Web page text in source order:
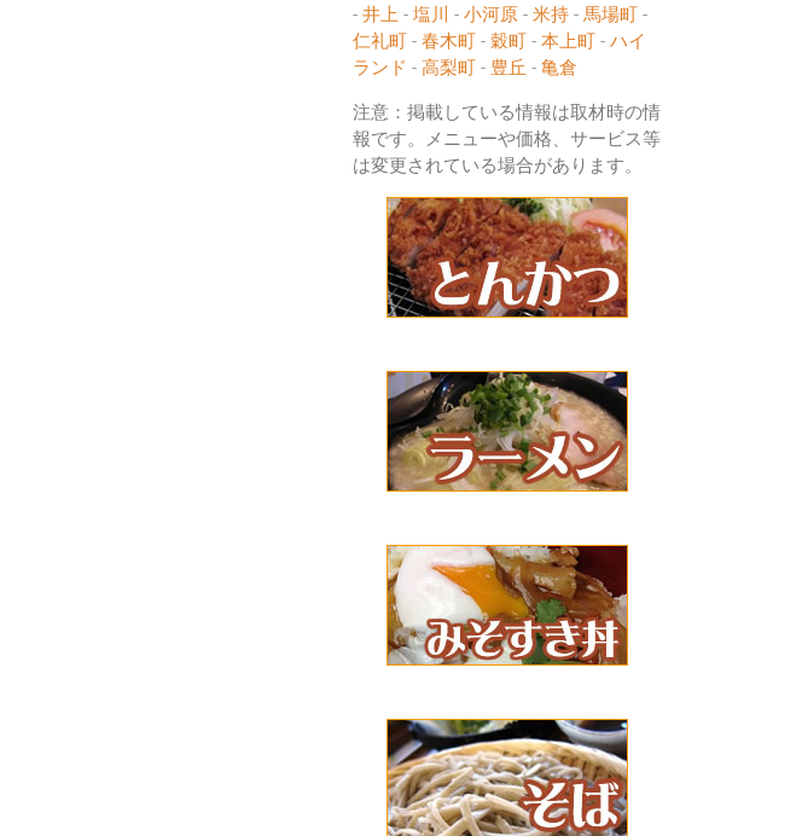
- 井上 - 塩川 - 小河原 - 米持 - 馬場町 -
仁礼町 - 春木町 - 穀町 - 本上町 - ハイ
ランド - 高梨町 - 豊丘 - 亀倉
注意：掲載している情報は取材時の情
報です。メニューや価格、サービス等
は変更されている場合があります。